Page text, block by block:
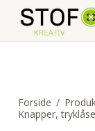
Forside /
Knapper,